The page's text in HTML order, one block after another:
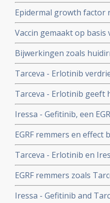
gebaseerde medicijn
Epidermal growth factor
fast TaqMan PCR
beter beoordelen of
Vaccin gemaakt op
overlevingen en
niet-klein-cellige
Bijwerkingen zoals
van Tarceva en Iressa
Tarceva - Erlotinib
patienten met
tumorexpressie hebben
Tarceva - Erlotinib geeft
eerste lijnsbehandeling
expressie.
Iressa - Gefitinib, een
longkankerpatienten
chemo.
EGRF remmers en
over recente
de behandeling van
Tarceva - Erlotinib en
longkankerpatienten
en betere kwaliteit van
EGRF remmers zoals
tegenover placebo bij
tumorreceptoren en
Iressa - Gefitinib and